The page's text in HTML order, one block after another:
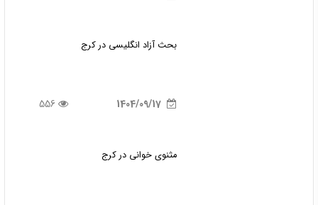
بحث آزاد انگلیسی در کرج
1404/09/17
556
مثنوی خوانی در کرج